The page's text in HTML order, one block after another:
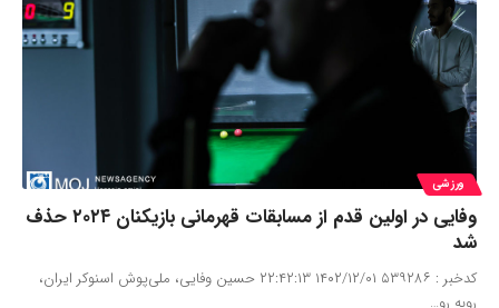
ورزشی
وفایی در اولین قدم از مسابقات قهرمانی بازیکنان ۲۰۲۴ حذف
شد
کدخبر : ۵۳۹۲۸۶ ۱۴۰۲/۱۲/۰۱ ۲۲:۴۲:۱۳ حسین وفایی، ملی‌پوش اسنوکر ایران،